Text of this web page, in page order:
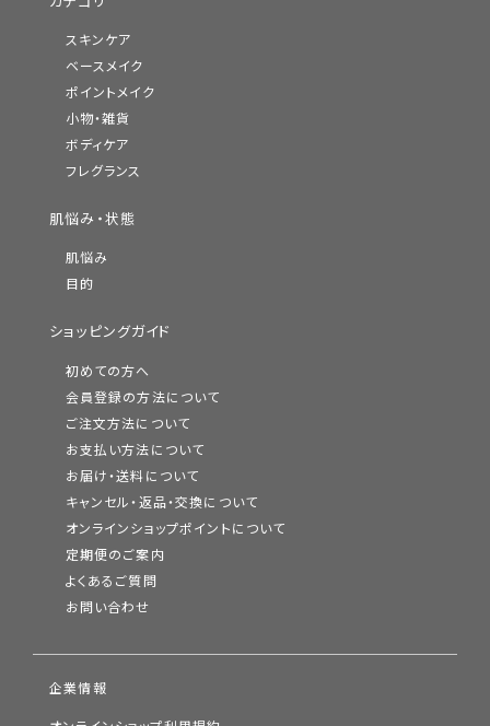
スキンケア
ベースメイク
ポイントメイク
小物・雑貨
ボディケア
フレグランス
肌悩み・状態
肌悩み
目的
ショッピングガイド
初めての方へ
会員登録の方法について
ご注文方法について
お支払い方法について
お届け・送料について
キャンセル・返品・交換について
オンラインショップポイントについて
定期便のご案内
よくあるご質問
お問い合わせ
企業情報